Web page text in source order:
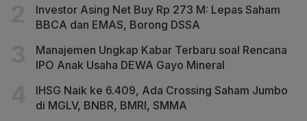
Investor Asing Net Buy Rp 273 M: Lepas Saham
BBCA dan EMAS, Borong DSSA
Manajemen Ungkap Kabar Terbaru soal Rencana
IPO Anak Usaha DEWA Gayo Mineral
IHSG Naik ke 6.409, Ada Crossing Saham Jumbo
di MGLV, BNBR, BMRI, SMMA